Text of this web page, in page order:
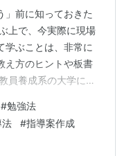
、教育委員会事務
用する。 この組織
合、
」前に知っておきた
上で、今実際に現場
学ぶことは、非常に
え方のヒントや板書
員養成系の大学に通
い環境の方にとっ
の悩みどころかも
「採択教科書」の確
#勉強法
法 #指導案作成